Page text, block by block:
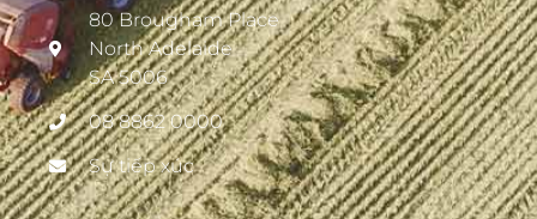
80 Brougham Place
North Adelaide
SA 5006
08 8862 0000
Sự tiếp xúc